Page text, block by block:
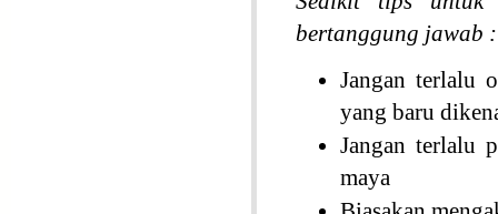
bertanggung jawab :
Jangan terlalu
yang baru
Jangan terlalu
maya